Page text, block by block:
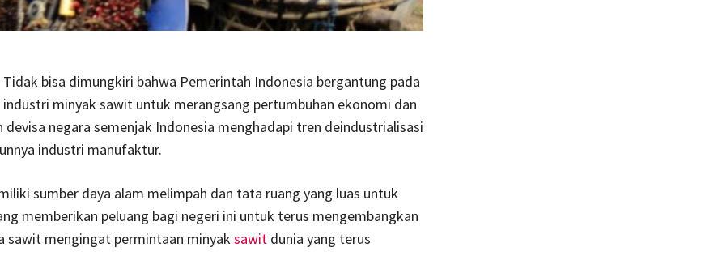
Tidak bisa dimungkiri bahwa Pemerintah Indonesia bergantung pada
industri minyak sawit untuk merangsang pertumbuhan ekonomi dan
devisa negara semenjak Indonesia menghadapi tren deindustrialisasi
industri manufaktur.
sumber daya alam melimpah dan tata ruang yang luas untuk
memberikan peluang bagi negeri ini untuk terus mengembangkan
sawit mengingat permintaan minyak sawitdunia yang terus